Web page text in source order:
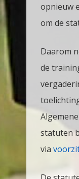
opnieuw
om de
Daarom
de
statuten
via